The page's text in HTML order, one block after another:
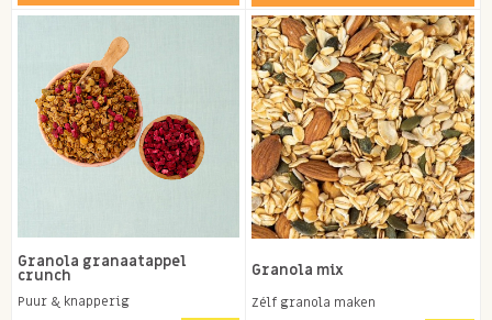
Granola granaatappel
crunch
Puur & knapperig
Granola mix
Zélf granola maken